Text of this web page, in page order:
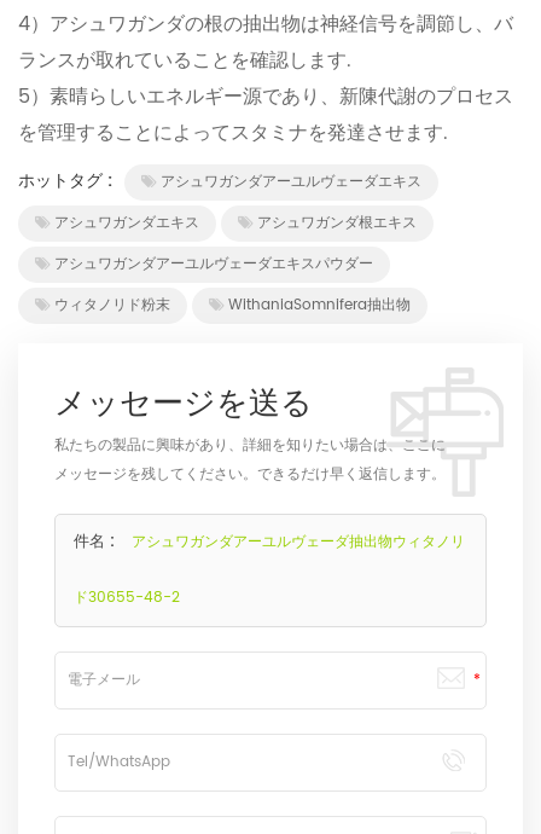
4）アシュワガンダの根の抽出物は神経信号を調節し、バ
ランスが取れていることを確認します.
5）素晴らしいエネルギー源であり、新陳代謝のプロセス
を管理することによってスタミナを発達させます.
ホットタグ :
アシュワガンダアーユルヴェーダエキス
アシュワガンダエキス
アシュワガンダ根エキス
アシュワガンダアーユルヴェーダエキスパウダー
ウィタノリド粉末
WithaniaSomnifera抽出物
メッセージを送る
私たちの製品に興味があり、詳細を知りたい場合は、ここに
メッセージを残してください。できるだけ早く返信します。
件名 : アシュワガンダアーユルヴェーダ抽出物ウィタノリ
ド30655-48-2